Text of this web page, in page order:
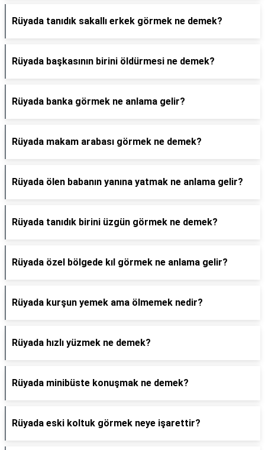
Rüyada tanıdık sakallı erkek görmek ne demek?
Rüyada başkasının birini öldürmesi ne demek?
Rüyada banka görmek ne anlama gelir?
Rüyada makam arabası görmek ne demek?
Rüyada ölen babanın yanına yatmak ne anlama gelir?
Rüyada tanıdık birini üzgün görmek ne demek?
Rüyada özel bölgede kıl görmek ne anlama gelir?
Rüyada kurşun yemek ama ölmemek nedir?
Rüyada hızlı yüzmek ne demek?
Rüyada minibüste konuşmak ne demek?
Rüyada eski koltuk görmek neye işarettir?